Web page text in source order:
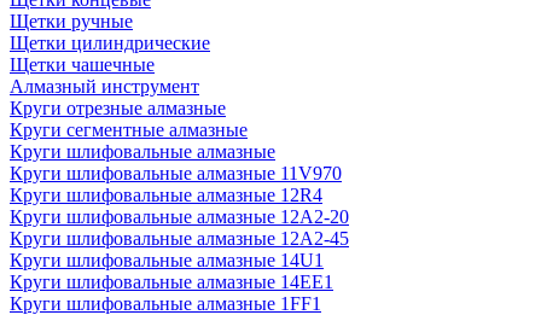
Щетки ручные
Щетки цилиндрические
Щетки чашечные
Алмазный инструмент
Круги отрезные алмазные
Круги сегментные алмазные
Круги шлифовальные алмазные
Круги шлифовальные алмазные 11V970
Круги шлифовальные алмазные 12R4
Круги шлифовальные алмазные 12А2-20
Круги шлифовальные алмазные 12А2-45
Круги шлифовальные алмазные 14U1
Круги шлифовальные алмазные 14ЕЕ1
Круги шлифовальные алмазные 1FF1